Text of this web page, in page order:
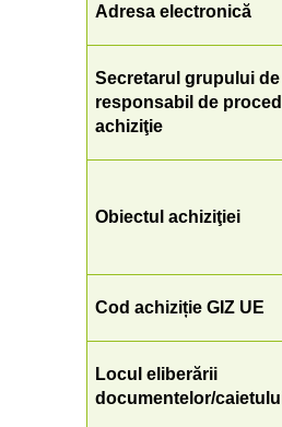
Adresa electronică
Secretarul grupului
responsabil de
achiziţie
Obiectul achiziţiei
Cod achiziție GIZ UE
Locul eliberării
documentelor/